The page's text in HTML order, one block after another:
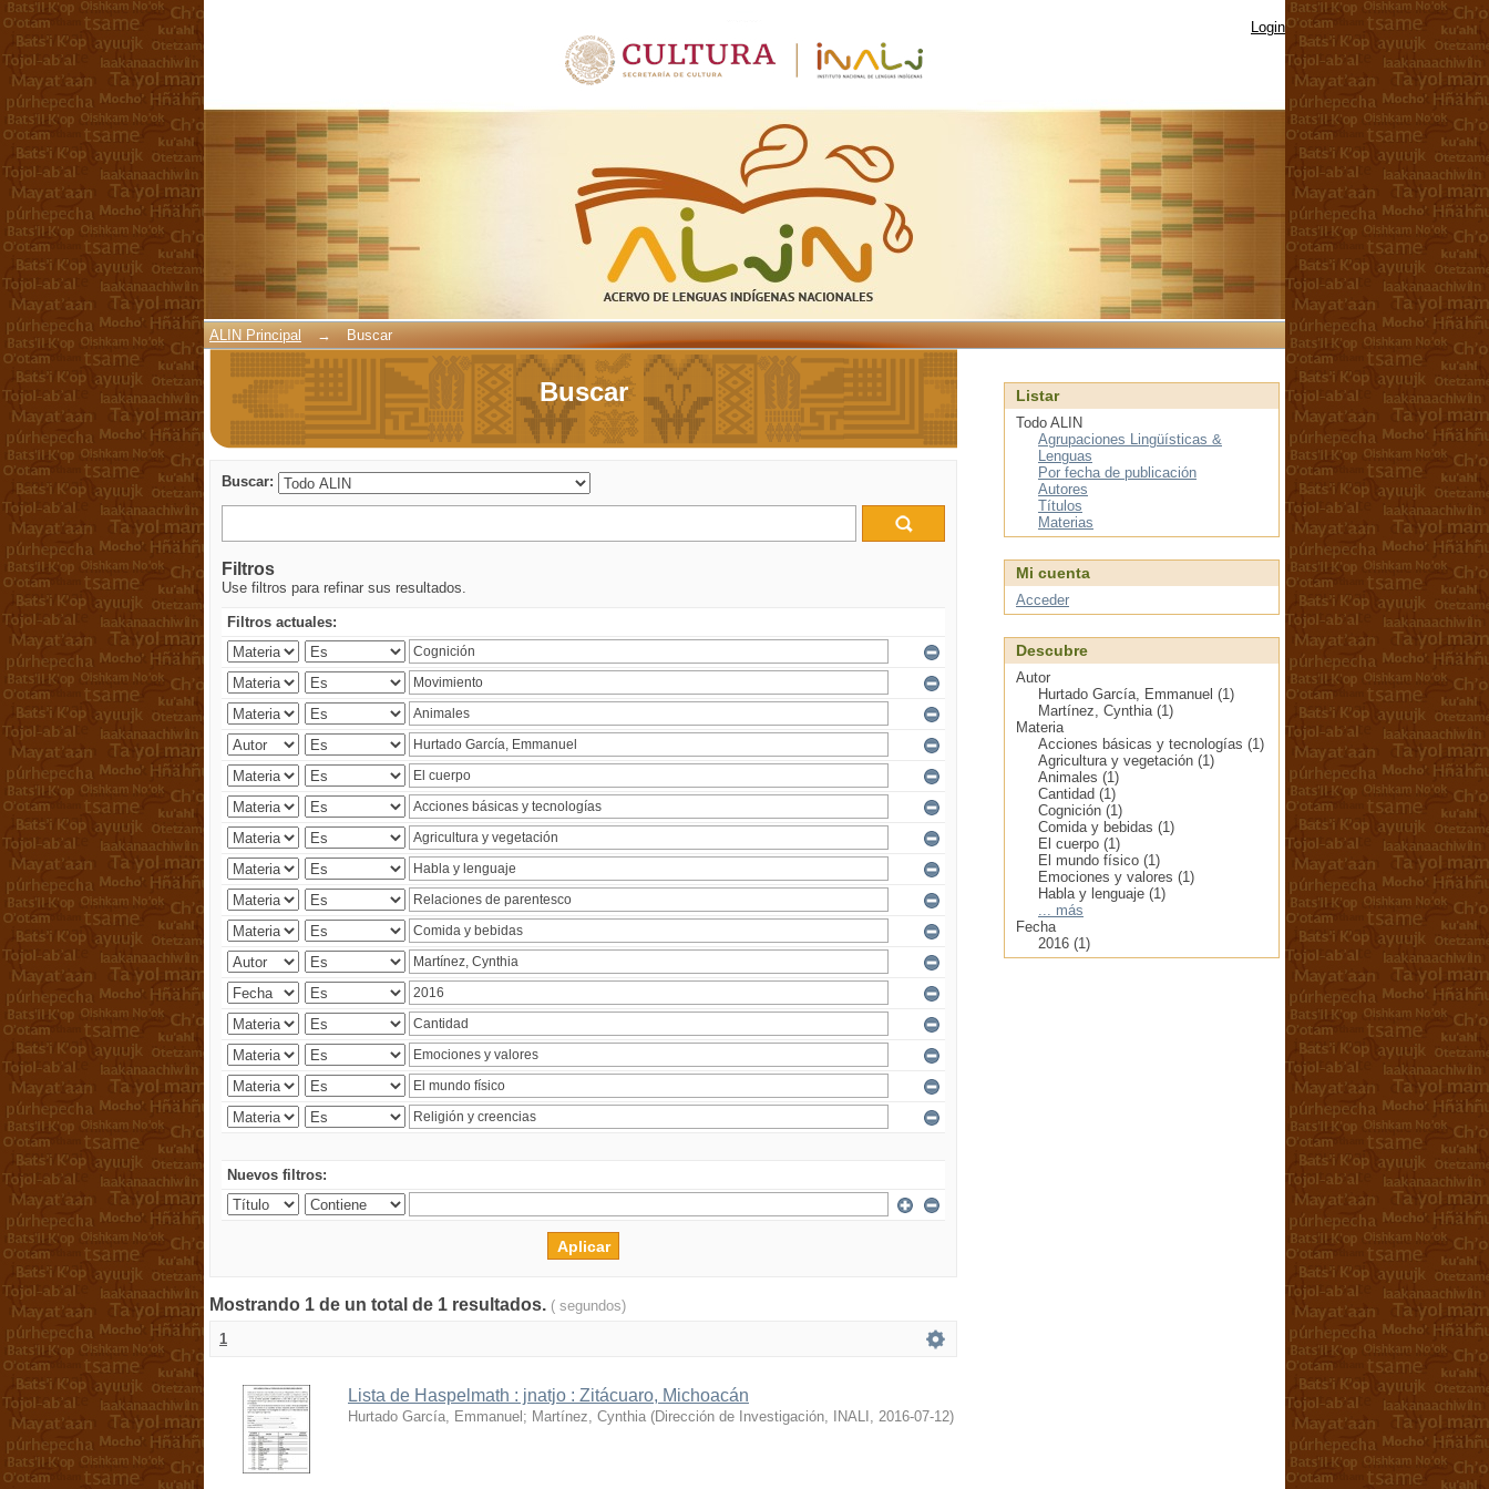
Login
ALIN Principal → Buscar
Buscar
Buscar:
Filtros
Use filtros para refinar sus resultados.
Filtros actuales:
Nuevos filtros:
Mostrando 1 de un total de 1 resultados. ( segundos)
1
Lista de Haspelmath : jnatjo : Zitácuaro, Michoacán
Hurtado García, Emmanuel ; Martínez, Cynthia (Dirección de Investigación, INALI , 2016-07-12)
Listar
Todo ALIN
Agrupaciones Lingüísticas &
Lenguas
Por fecha de publicación
Autores
Títulos
Materias
Mi cuenta
Acceder
Descubre
Autor
Hurtado García, Emmanuel (1)
Martínez, Cynthia (1)
Materia
Acciones básicas y tecnologías (1)
Agricultura y vegetación (1)
Animales (1)
Cantidad (1)
Cognición (1)
Comida y bebidas (1)
El cuerpo (1)
El mundo físico (1)
Emociones y valores (1)
Habla y lenguaje (1)
... más
Fecha
2016 (1)